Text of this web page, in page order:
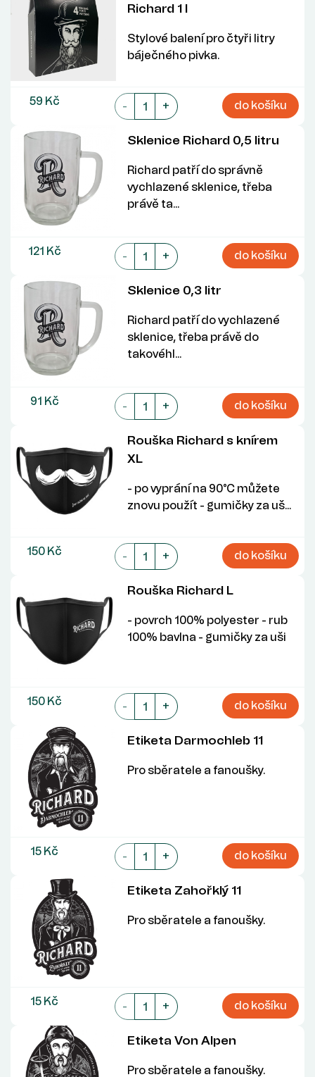
Richard 1 l
Stylové balení pro čtyři litry
báječného pivka.
59 Kč - + do košíku
Sklenice Richard 0,5 litru
Richard patří do správně
vychlazené sklenice, třeba
právě ta...
121 Kč - + do košíku
Sklenice 0,3 litr
Richard patří do vychlazené
sklenice, třeba právě do
takovéhl...
91 Kč - + do košíku
Rouška Richard s knírem
XL
- po vyprání na 90°C můžete
znovu použít - gumičky za uš...
150 Kč - + do košíku
Rouška Richard L
- povrch 100% polyester - rub
100% bavlna - gumičky za uši
150 Kč - + do košíku
Etiketa Darmochleb 11
Pro sběratele a fanoušky.
15 Kč - + do košíku
Etiketa Zahořklý 11
Pro sběratele a fanoušky.
15 Kč - + do košíku
Etiketa Von Alpen
Pro sběratele a fanoušky.